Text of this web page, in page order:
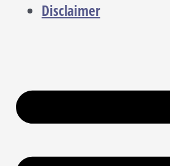
Disclaimer